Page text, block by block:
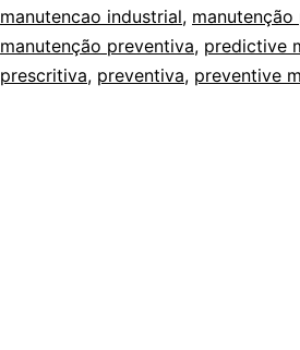
manutencao industrial,
manutenção preventiva, predictive
prescritiva, preventiva, preventive